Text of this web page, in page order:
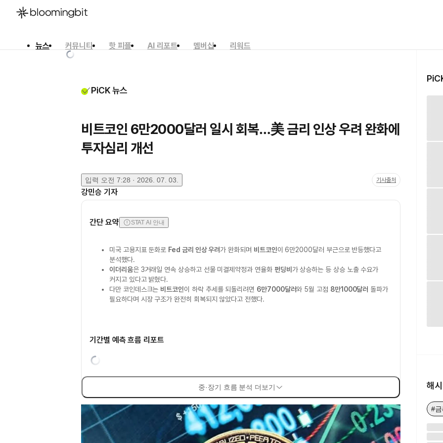
뉴스 커뮤니티 핫 피플 AI 리포트 멤버십
리워드
PiCK 뉴스
비트코인 6만2000달러 일시 회복…美 금리 인상 우려 완화에
투자심리 개선
입력 오전 7:28 · 2026. 07. 03. 기사출처
강민승 기자
간단 요약 STAT AI 안내
미국 고용지표 둔화로 Fed 금리 인상 우려가 완화되며 비트코인이 6만2000달러 부근으로 반등했다고
분석했다.
이더리움은 3거래일 연속 상승하고 선물 미결제약정과 연율화 펀딩비 가 상승하는 등 상승 노출 수요가
커지고 있다고 밝혔다.
다만 코인데스크는 비트코인이 하락 추세를 되돌리려면 6만7000달러와 5월 고점 8만1000달러 돌파가
필요하다며 시장 구조가 완전히 회복되지 않았다고 전했다.
기간별 예측 흐름 리포트
중·장기 흐름 분석 더보기 해
#금